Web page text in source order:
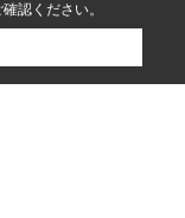
認ください。